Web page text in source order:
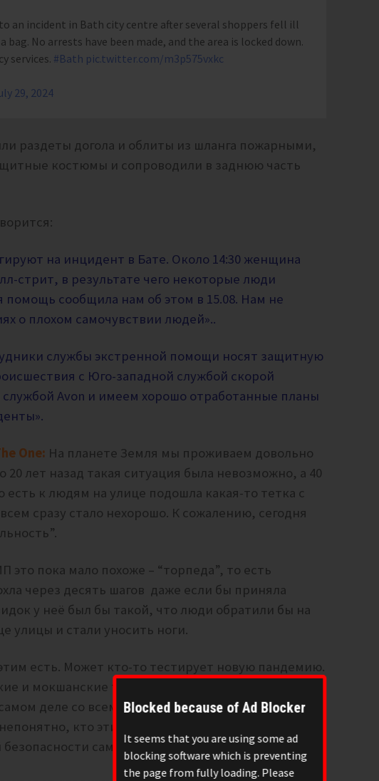
Blocked because of Ad Blocker
It seems that you are using some ad
blocking software which is preventing
the page from fully loading. Please
an incident in Bath city centre after several shoppers fell ill
No arrests have been made, and the area is locked down.
services. #Bath pic.twitter.com/m3p575vxkc
29, 2024
раздеты догола и облиты из шланга пожарными,
костюмы и сопроводили в заднюю часть
на инцидент в Бате. Около 14:30 женщина
стрит, в результате чего некоторые люди
помощь сообщила нам об этом в 15.08. Нам не
о плохом самочувствии людей»..
службы экстренной помощи носят защитную
с Юго-западной службой скорой
Avon и имеем хорошо отработанные планы
One: На планете Земля мы проживаем довольно
лет назад такая ситуация была невозможно, а 40
к людям на улице подошла какая-то тетка с
сразу стало нехорошо. К сожалению, сегодня
пока мало похоже – “торпеда”, то есть
через десять шагов даже если бы приняла
у неё был бы такой, что люди обратили бы на
улицы и стали уносить ноги.
есть. Может кто-то тестирует новую пандемию.
и мокшанские террористы, отрабатывают
деле со всеми этими экспериментаторами
кто этим займется. А раз непонятно, то
самостоятельно.